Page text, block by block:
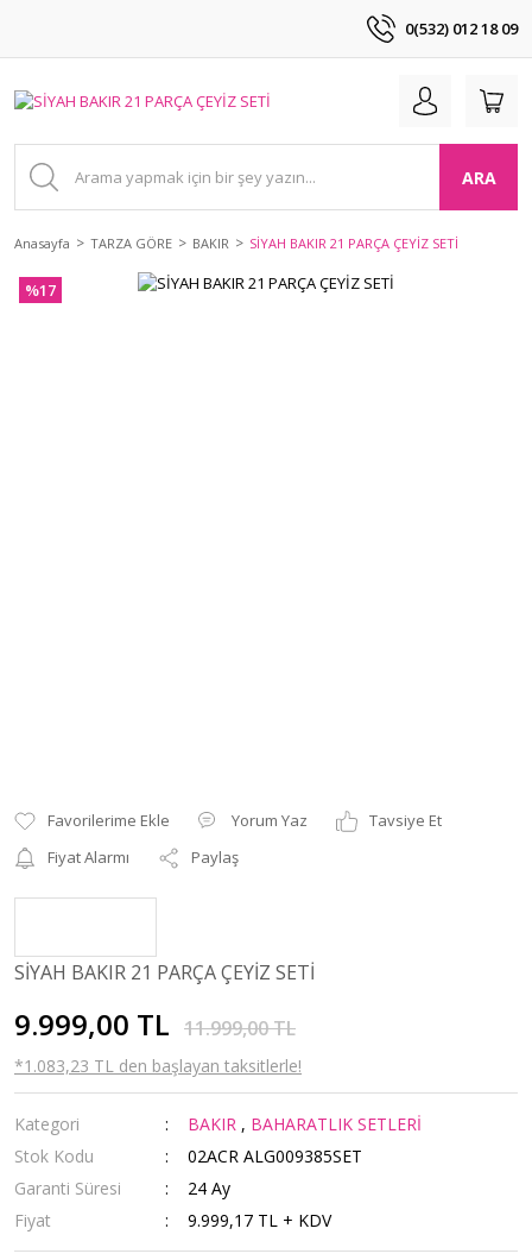
0(532) 012 18 09
ARA
Anasayfa TARZA GÖRE BAKIR SİYAH BAKIR 21 PARÇA ÇEYİZ SETİ
%17
Yorum Yaz
Tavsiye Et
Fiyat Alarmı
Paylaş
SİYAH BAKIR 21 PARÇA ÇEYİZ SETİ
9.999,00 TL 11.999,00 TL
*1.083,23 TL den başlayan taksitlerle!
Kategori BAKIR , BAHARATLIK SETLERİ
Stok Kodu
02ACR ALG009385SET
Garanti Süresi
24 Ay
Fiyat
9.999,17 TL + KDV